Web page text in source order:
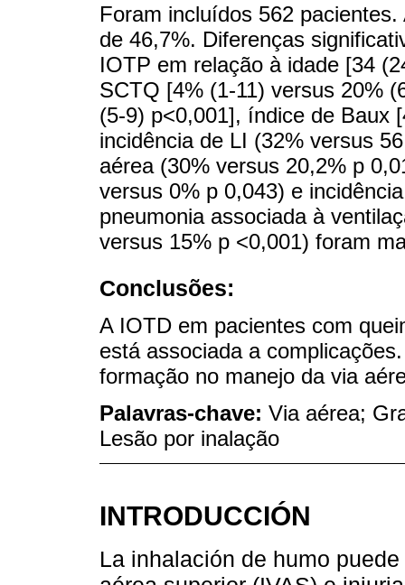
Foram incluídos 562
de 46,7%. Diferenças
IOTP em relação à idade [34
SCTQ [4% (1-11) versus 20%
(5-9) p<0,001], índice de Baux
incidência de LI (32% versus
aérea (30% versus 20,2% p
versus 0% p 0,043) e
pneumonia associada à
versus 15% p <0,001) foram
Conclusões:
A IOTD em pacientes com
está associada a
formação no manejo da via
Palavras-chave: Via aérea;
Lesão por inalação
INTRODUCCIÓN
La inhalación de humo